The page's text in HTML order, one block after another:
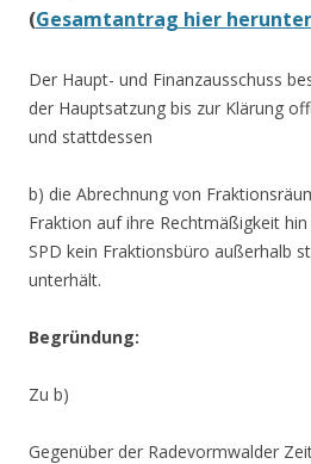
(Gesamtantrag hier
Der Haupt- und Finanzausschuss
der Hauptsatzung bis zur Klärung
und stattdessen
b) die Abrechnung von
Fraktion auf ihre Rechtmäßigkeit
SPD kein Fraktionsbüro außerhalb
unterhält.
Begründung:
Zu b)
Gegenüber der Radevormwalder